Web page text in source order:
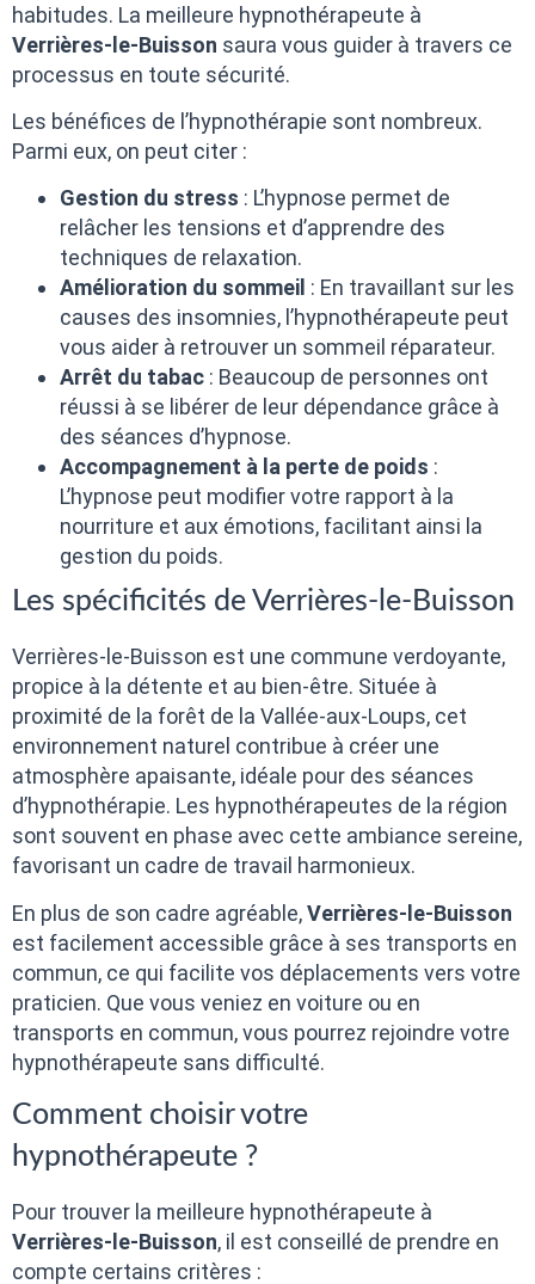
habitudes. La meilleure hypnothérapeute à
Verrières-le-Buisson saura vous guider à travers ce
processus en toute sécurité.
Les bénéfices de l’hypnothérapie sont nombreux.
Parmi eux, on peut citer :
Gestion du stress : L’hypnose permet de
relâcher les tensions et d’apprendre des
techniques de relaxation.
Amélioration du sommeil : En travaillant sur les
causes des insomnies, l’hypnothérapeute peut
vous aider à retrouver un sommeil réparateur.
Arrêt du tabac : Beaucoup de personnes ont
réussi à se libérer de leur dépendance grâce à
des séances d’hypnose.
Accompagnement à la perte de poids :
L’hypnose peut modifier votre rapport à la
nourriture et aux émotions, facilitant ainsi la
gestion du poids.
Les spécificités de Verrières-le-Buisson
Verrières-le-Buisson est une commune verdoyante,
propice à la détente et au bien-être. Située à
proximité de la forêt de la Vallée-aux-Loups, cet
environnement naturel contribue à créer une
atmosphère apaisante, idéale pour des séances
d’hypnothérapie. Les hypnothérapeutes de la région
sont souvent en phase avec cette ambiance sereine,
favorisant un cadre de travail harmonieux.
En plus de son cadre agréable,Verrières-le-Buisson
est facilement accessible grâce à ses transports en
commun, ce qui facilite vos déplacements vers votre
praticien. Que vous veniez en voiture ou en
transports en commun, vous pourrez rejoindre votre
hypnothérapeute sans difficulté.
Comment choisir votre
hypnothérapeute ?
Pour trouver la meilleure hypnothérapeute à
Verrières-le-Buisson, il est conseillé de prendre en
compte certains critères :